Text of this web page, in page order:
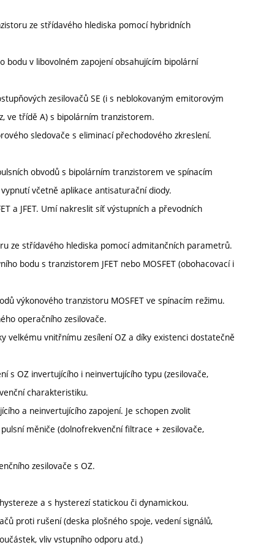
ze střídavého hlediska pomocí hybridních
bodu v libovolném zapojení obsahujícím bipolární
zesilovačů SE (i s neblokovaným emitorovým
ve třídě A) s bipolárním tranzistorem.
sledovače s eliminací přechodového zkreslení.
obvodů s bipolárním tranzistorem ve spínacím
včetně aplikace antisaturační diody.
a JFET. Umí nakreslit síť výstupních a převodních
ze střídavého hlediska pomocí admitančních parametrů.
bodu s tranzistorem JFET nebo MOSFET (obohacovací i
výkonového tranzistoru MOSFET ve spínacím režimu.
operačního zesilovače.
velkému vnitřnímu zesílení OZ a díky existenci dostatečně
s OZ invertujícího i neinvertujícího typu (zesilovače,
charakteristiku.
a neinvertujícího zapojení. Je schopen zvolit
měniče (dolnofrekvenční filtrace + zesilovače,
zesilovače s OZ.
a s hysterezí statickou či dynamickou.
proti rušení (deska plošného spoje, vedení signálů,
vliv vstupního odporu atd.)